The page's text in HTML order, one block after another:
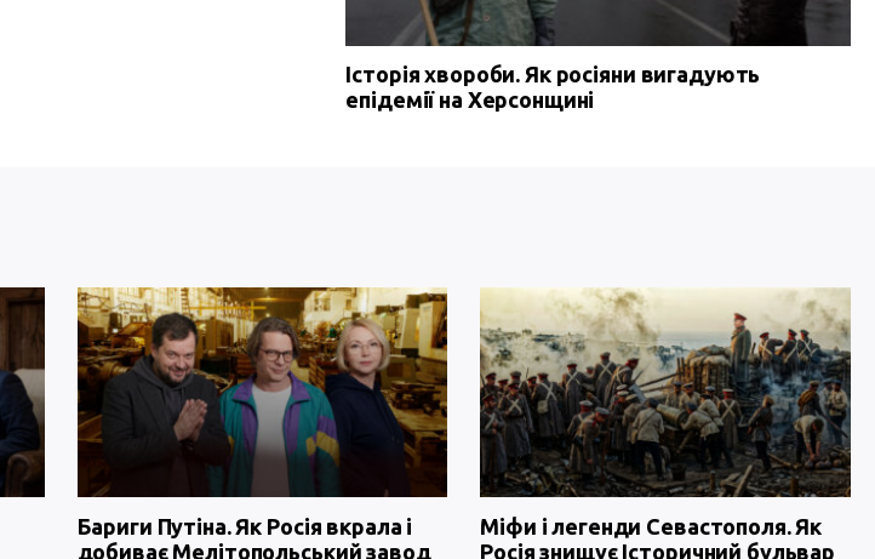
Історія хвороби. Як росіяни вигадують
епідемії на Херсонщині
Бариги Путіна. Як Росія вкрала і
добиває Мелітопольський завод
Міфи і легенди Севастополя. Як
Росія знищує Історичний бульвар